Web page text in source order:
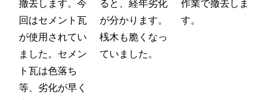
撤去します。 今
回はセメント瓦
が使用されてい
ました。セメン
ト瓦は色落ち
等、劣化が早く
ると、経年劣化
が分かります。
桟木も脆くなっ
ていました。
作業で撤去しま
す。